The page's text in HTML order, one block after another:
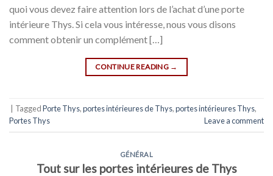
quoi vous devez faire attention lors de l’achat d’une porte
intérieure Thys. Si cela vous intéresse, nous vous disons
comment obtenir un complément […]
CONTINUE READING →
TaggedPorte Thys,portes intérieures de Thys,portes intérieures Thys,
Portes Thys
Leave a comment
GÉNÉRAL
Tout sur les portes intérieures de Thys